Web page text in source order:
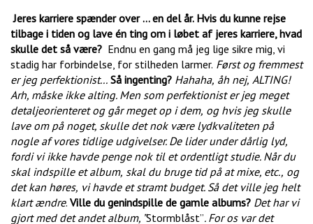
Jeres karriere spænder over … en del år. Hvis du kunne rejse
tilbage i tiden og lave én ting om i løbet af jeres karriere, hvad
skulle det så være? Endnu en gang må jeg lige sikre mig, vi
stadig har forbindelse, for stilheden larmer. Først og fremmest
er jeg perfektionist... Så ingenting? Hahaha, åh nej, ALTING!
Arh, måske ikke alting. Men som perfektionist er jeg meget
detaljeorienteret og går meget op i dem, og hvis jeg skulle
lave om på noget, skulle det nok være lydkvaliteten på
nogle af vores tidlige udgivelser. De lider under dårlig lyd,
fordi vi ikke havde penge nok til et ordentligt studie. Når du
skal indspille et album, skal du bruge tid på at mixe, etc., og
det kan høres, vi havde et stramt budget. Så det ville jeg helt
klart ændre. Ville du genindspille de gamle albums? Det har vi
gjort med det andet album, ”Stormblåst”. For os var det